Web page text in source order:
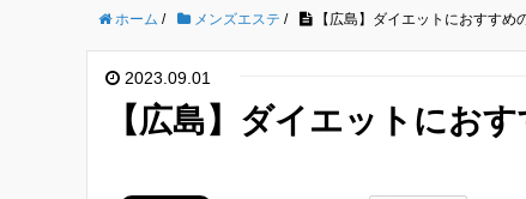
ホーム / メンズエステ / 【広島】ダイエットにおすすめ
2023.09.01
【広島】ダイエットにお